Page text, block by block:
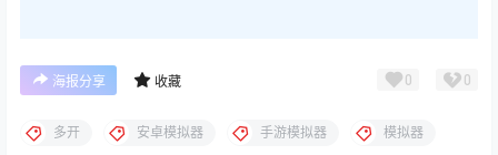
海报分享 收藏 0 0
多开 安卓模拟器 手游模拟器 模拟器